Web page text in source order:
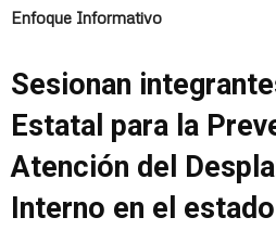
Enfoque Informativo
Sesionan
Estatal para la
Atención del
Interno en el